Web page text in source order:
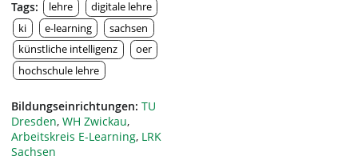
Tags: lehre
digitale lehre
ki
e-learning
sachsen
künstliche intelligenz
oer
hochschule lehre
Bildungseinrichtungen: TU
Dresden, WH Zwickau,
Arbeitskreis E-Learning, LRK
Sachsen